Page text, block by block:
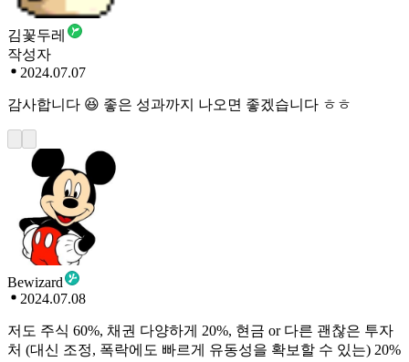
김꽃두레
작성자
2024.07.07
감사합니다 😆 좋은 성과까지 나오면 좋겠습니다 ㅎㅎ
Bewizard
2024.07.08
저도 주식 60%, 채권 다양하게 20%, 현금 or 다른 괜찮은 투자
처 (대신 조정, 폭락에도 빠르게 유동성을 확보할 수 있는) 20%